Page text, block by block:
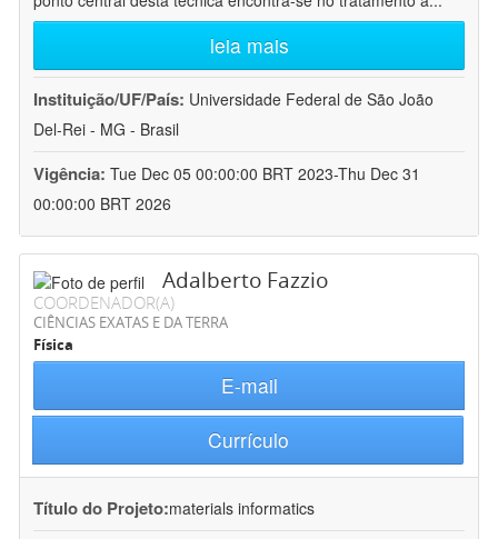
leia mais
Instituição/UF/País: Universidade Federal de São João
Del-Rei - MG - Brasil
Vigência: Tue Dec 05 00:00:00 BRT 2023-Thu Dec 31
00:00:00 BRT 2026
Adalberto Fazzio
COORDENADOR(A)
CIÊNCIAS EXATAS E DA TERRA
Física
E-mail
Currículo
Título do Projeto:materials informatics